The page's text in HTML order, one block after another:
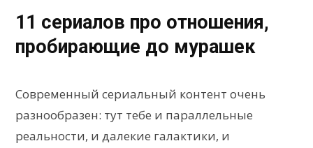
11 сериалов про отношения,
пробирающие до мурашек
Современный сериальный контент очень
разнообразен: тут тебе и параллельные
реальности, и далекие галактики, и